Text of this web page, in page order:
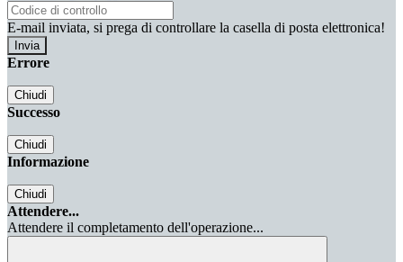
E-mail inviata, si prega di controllare la casella di posta elettronica!
Errore
Chiudi
Successo
Chiudi
Informazione
Chiudi
Attendere...
Attendere il completamento dell'operazione...